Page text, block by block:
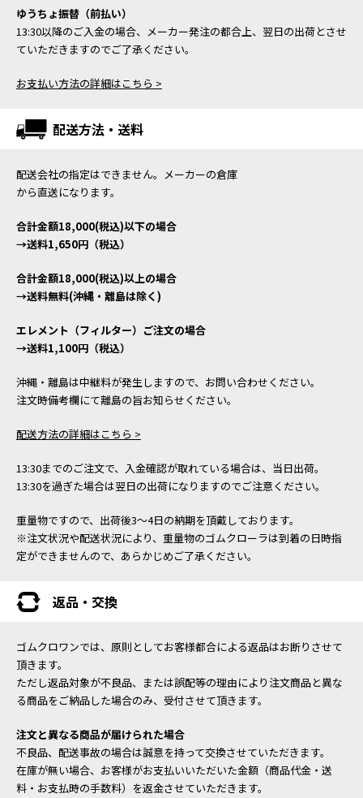
ゆうちょ振替（前払い）
13:30以降のご入金の場合、メーカー発注の都合上、翌日の出荷とさせ
ていただきますのでご了承ください。
お支払い方法の詳細はこちら >
配送方法・送料
配送会社の指定はできません。メーカーの倉庫
から直送になります。
合計金額18,000(税込)以下の場合
→送料1,650円（税込）
合計金額18,000(税込)以上の場合
→送料無料(沖縄・離島は除く)
エレメント（フィルター）ご注文の場合
→送料1,100円（税込）
沖縄・離島は中継料が発生しますので、お問い合わせください。
注文時備考欄にて離島の旨お知らせください。
配送方法の詳細はこちら >
13:30までのご注文で、入金確認が取れている場合は、当日出荷。
13:30を過ぎた場合は翌日の出荷になりますのでご注意ください。
重量物ですので、出荷後3～4日の納期を頂戴しております。
※注文状況や配送状況により、重量物のゴムクローラは到着の日時指
定ができませんので、あらかじめご了承ください。
返品・交換
ゴムクロワンでは、原則としてお客様都合による返品はお断りさせて
頂きます。
ただし返品対象が不良品、または誤配等の理由により注文商品と異な
る商品をご納品した場合のみ、受付させて頂きます。
注文と異なる商品が届けられた場合
不良品、配送事故の場合は誠意を持って交換させていただきます。
在庫が無い場合、お客様がお支払いいただいた金額（商品代金・送
料・お支払時の手数料）を返金させていただきます。